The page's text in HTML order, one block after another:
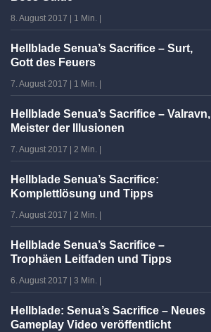
8. August 2017 1 Min.
Hellblade Senua’s Sacrifice – Surt,
Gott des Feuers
7. August 2017 1 Min.
Hellblade Senua’s Sacrifice – Valravn,
Meister der Illusionen
7. August 2017 2 Min.
Hellblade Senua’s Sacrifice:
Komplettlösung und Tipps
7. August 2017 2 Min.
Hellblade Senua’s Sacrifice –
Trophäen Leitfaden und Tipps
6. August 2017 3 Min.
Hellblade: Senua’s Sacrifice – Neues
Gameplay Video veröffentlicht